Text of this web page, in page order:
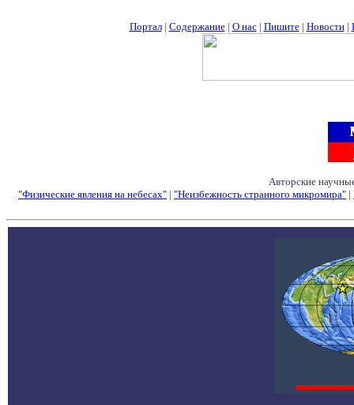
Портал| Содержание| О нас| Пишите| Новости|
Авторские
"Физические явления на небесах" | "Неизбежность странного микромира" |